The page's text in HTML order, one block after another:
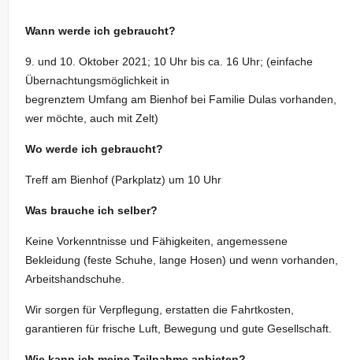
Wann werde ich gebraucht?
9. und 10. Oktober 2021; 10 Uhr bis ca. 16 Uhr; (einfache
Übernachtungsmöglichkeit in
begrenztem Umfang am Bienhof bei Familie Dulas vorhanden,
wer möchte, auch mit Zelt)
Wo werde ich gebraucht?
Treff am Bienhof (Parkplatz) um 10 Uhr
Was brauche ich selber?
Keine Vorkenntnisse und Fähigkeiten, angemessene
Bekleidung (feste Schuhe, lange Hosen) und wenn vorhanden,
Arbeitshandschuhe.
Wir sorgen für Verpflegung, erstatten die Fahrtkosten,
garantieren für frische Luft, Bewegung und gute Gesellschaft.